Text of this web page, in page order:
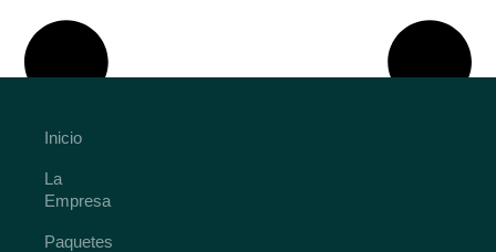
Inicio
La
Empresa
Paquetes